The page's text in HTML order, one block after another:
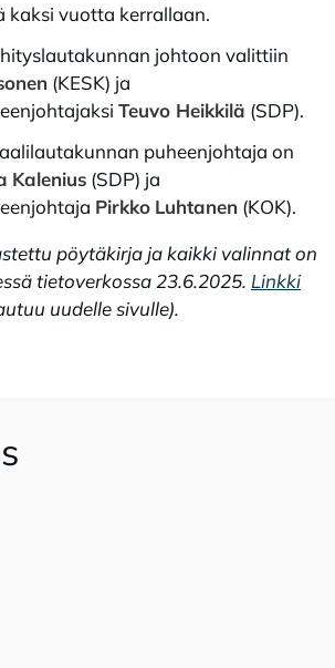
kaksi vuotta kerrallaan.
johtoon valittiin
(KESK) ja
Teuvo Heikkilä (SDP).
puheenjohtaja on
Kalenius (SDP) ja
Pirkko Luhtanen (KOK).
pöytäkirja ja kaikki valinnat on
tietoverkossa 23.6.2025. Linkki
uudelle sivulle).